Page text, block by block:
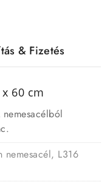
& Fizetés
60 cm
nemesacél, L316